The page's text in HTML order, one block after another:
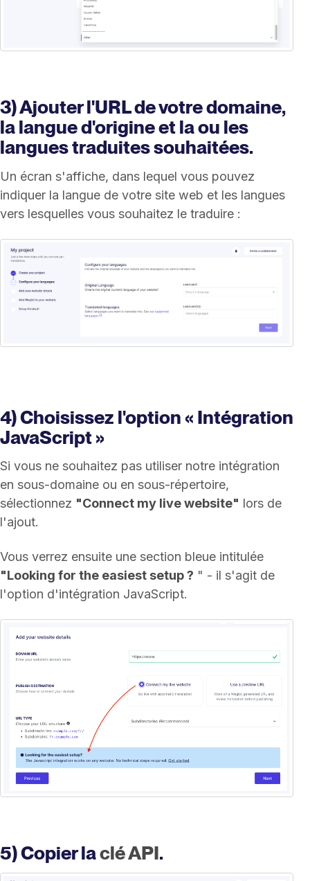
3) Ajouter l'URL de votre domaine,
la langue d'origine et la ou les
langues traduites souhaitées.
Un écran s'affiche, dans lequel vous pouvez
indiquer la langue de votre site web et les langues
vers lesquelles vous souhaitez le traduire :
4) Choisissez l'option « Intégration
JavaScript »
Si vous ne souhaitez pas utiliser notre intégration
en sous-domaine ou en sous-répertoire,
sélectionnez "Connect my live website" lors de
l'ajout.
Vous verrez ensuite une section bleue intitulée
"Looking for the easiest setup ? " - il s'agit de
l'option d'intégration JavaScript.
5) Copier laclé API.